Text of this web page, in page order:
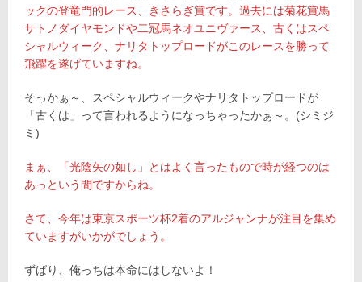
ックの登竜門的レース、きさらぎ賞です。過去には菊花賞馬
サトノダイヤモンドや二冠馬ネオユニヴァース、古くはスペ
シャルウィーク、ナリタトップロードがこのレースを勝って
飛躍を遂げていますね。
そっかぁ～、スペシャルウィークやナリタトップロードが
「古くは」って言われるようになっちゃったかぁ～。(シミジ
ミ)
まぁ、「光陰矢の如し」とはよく言ったもので時が経つのは
あっという間ですからね。
さて、今年は東京スポーツ杯2着のアルジャンナが注目を集め
ていますがいかがでしょう。
ずばり、俺っちは本命にはしないよ！